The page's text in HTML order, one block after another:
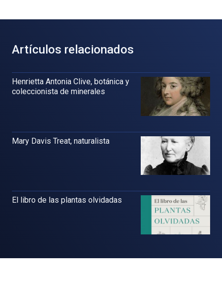
Artículos relacionados
Henrietta Antonia Clive, botánica y
coleccionista de minerales
Mary Davis Treat, naturalista
El libro de las plantas olvidadas